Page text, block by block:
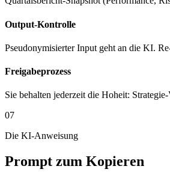
Output-Kontrolle
Pseudonymisierter Input geht an die KI.
Freigabeprozess
Sie behalten jederzeit die Hoheit:
07
Die KI-Anweisung
Prompt zum Kopieren